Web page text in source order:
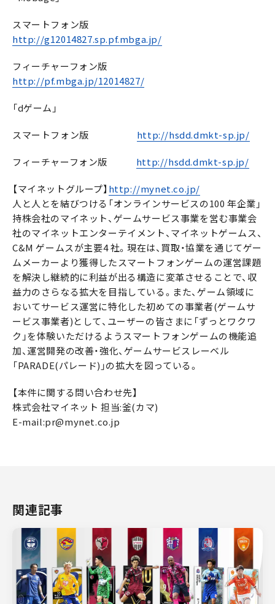
スマートフォン版
http://g12014827.sp.pf.mbga.jp/
フィーチャーフォン版
http://pf.mbga.jp/12014827/
「dゲーム」
スマートフォン版 http://hsdd.dmkt-sp.jp/
フィーチャーフォン版 http://hsdd.dmkt-sp.jp/
【マイネットグループ】 http://mynet.co.jp/
人と人とを結びつける「オンラインサービスの100 年企業」
持株会社のマイネット、ゲームサービス事業を営む事業会
社のマイネットエンターテイメント、マイネットゲームス、
C&M ゲームスが主要4 社。現在は、買取・協業を通じてゲー
ムメーカーより獲得したスマートフォンゲームの運営課題
を解決し継続的に利益が出る構造に変革させることで、収
益力のさらなる拡大を目指している。また、ゲーム領域に
おいてサービス運営に特化した初めての事業者(ゲームサ
ービス事業者)として、ユーザーの皆さまに「ずっとワクワ
ク」を体験いただけるようスマートフォンゲームの機能追
加、運営開発の改善・強化、ゲームサービスレーベル
「PARADE(パレード)」の拡大を図っている。
【本件に関する問い合わせ先】
株式会社マイネット 担当:釜(カマ)
E-mail:pr@mynet.co.jp
関連記事